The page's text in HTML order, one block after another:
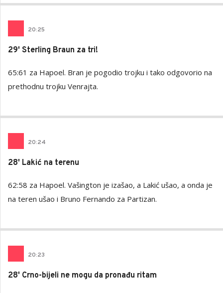
20:25
29' Sterling Braun za tri!
65:61 za Hapoel. Bran je pogodio trojku i tako odgovorio na
prethodnu trojku Venrajta.
20:24
28' Lakić na terenu
62:58 za Hapoel. Vašington je izašao, a Lakić ušao, a onda je
na teren ušao i Bruno Fernando za Partizan.
20:23
28' Crno-bijeli ne mogu da pronađu ritam